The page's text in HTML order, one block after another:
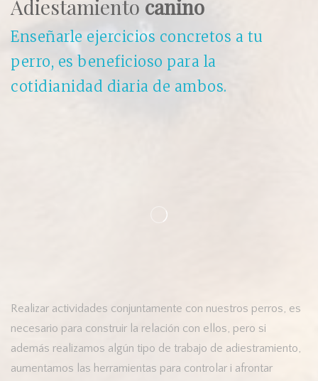
Adiestamiento canino
Enseñarle ejercicios concretos a tu
perro, es beneficioso para la
cotidianidad diaria de ambos.
Realizar actividades conjuntamente con nuestros perros, es
necesario para construir la relación con ellos, pero si
además realizamos algún tipo de trabajo de adiestramiento,
aumentamos las herramientas para controlar i afrontar